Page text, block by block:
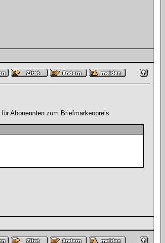
Abonennten zum Briefmarkenpreis